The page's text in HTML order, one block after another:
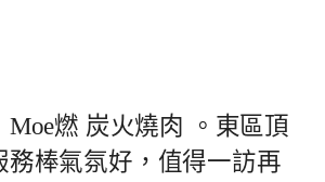
Moe燃 炭火燒肉 。東區頂
務棒氣氛好，值得一訪再